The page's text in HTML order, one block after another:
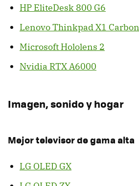
HP EliteDesk 800 G6
Lenovo Thinkpad X1 Carbon
Microsoft Hololens 2
Nvidia RTX A6000
Imagen, sonido y hogar
Mejor televisor de gama alta
LG OLED GX